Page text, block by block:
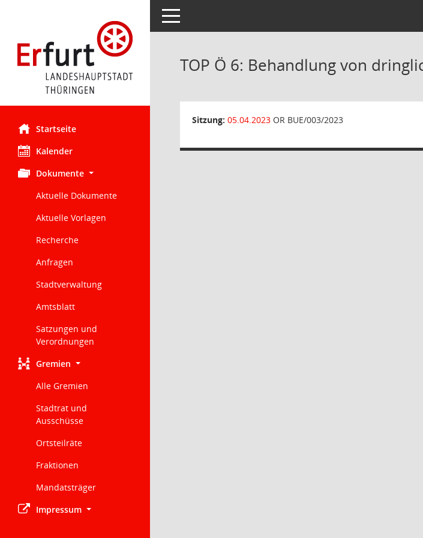
Startseite
Kalender
Dokumente
Aktuelle Dokumente
Aktuelle Vorlagen
Recherche
Anfragen
Stadtverwaltung
Amtsblatt
Satzungen und
Verordnungen
Gremien
Alle Gremien
Stadtrat und
Ausschüsse
Ortsteilräte
Fraktionen
Mandatsträger
Impressum
Toggle navigation
TOP Ö 6: Behandlung von
Sitzung: 05.04.2023 OR BUE/003/2023